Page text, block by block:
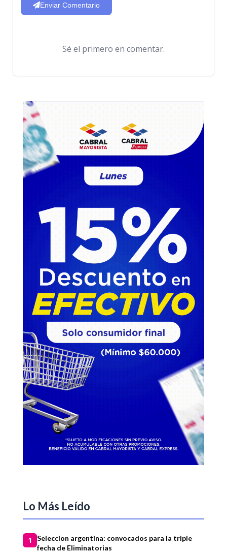
Enviar Comentario
Sé el primero en comentar.
Lo Más Leído
1
Seleccion argentina: convocados para la triple
fecha de Eliminatorias